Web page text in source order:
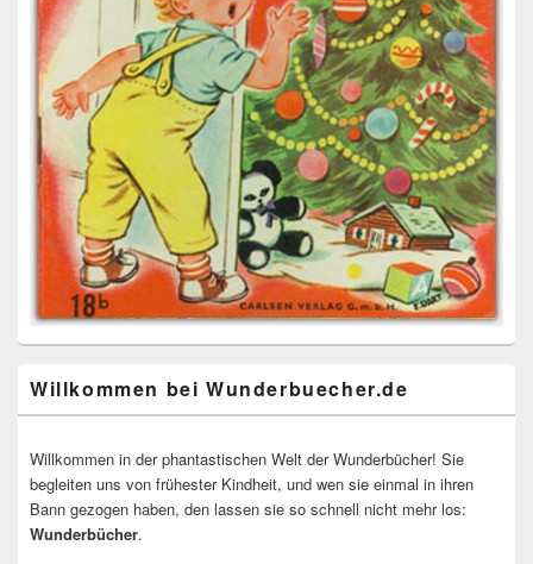
Willkommen bei Wunderbuecher.de
Willkommen in der phantastischen Welt der Wunderbücher! Sie
begleiten uns von frühester Kindheit, und wen sie einmal in ihren
Bann gezogen haben, den lassen sie so schnell nicht mehr los:
Wunderbücher.